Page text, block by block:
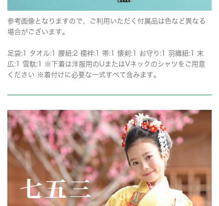
参考画像となりますので、ご利用いただく付属品は色など異なる
場合がございます。
足袋:1 タオル:1 腰紐:2 襦袢:1 帯:1 懐剣:1 お守り:1 羽織紐:1 末
広:1 雪駄:1 ※下着は洋服用のUまたはVネックのシャツをご用意
ください ※着付けに必要な一式すべて含みます。